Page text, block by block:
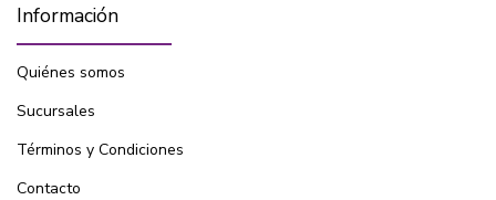
Información
Quiénes somos
Sucursales
Términos y Condiciones
Contacto